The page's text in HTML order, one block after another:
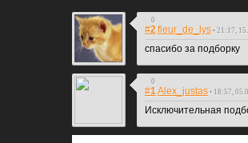
0
#2fleur_de_lys • 21:17,
спасибо за подборку
0
#1Alex_justas • 18:57,
Исключительная